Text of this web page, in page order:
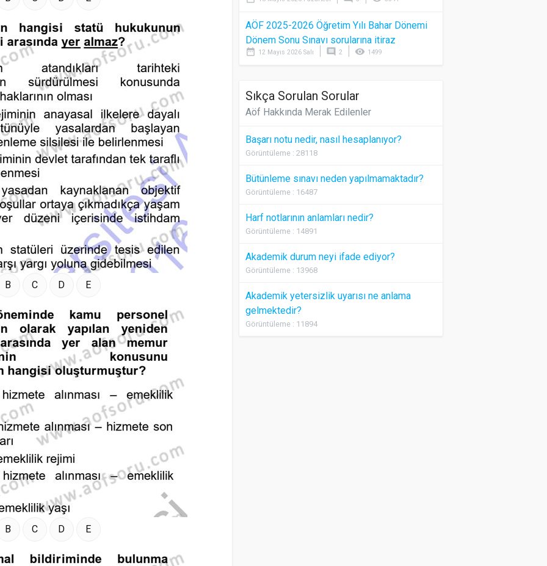
B C D E
B C D E
AÖF 2025-2026 Öğretim Yılı Bahar Dönemi
Dönem Sonu Sınavı sorularına itiraz
date_range 12 Mayıs 2026 Salı comment 2 visibility 1499
Sıkça Sorulan Sorular
Aöf Hakkında Merak Edilenler
Başarı notu nedir, nasıl hesaplanıyor?
Görüntüleme : 28118
Bütünleme sınavı neden yapılmamaktadır?
Görüntüleme : 16487
Harf notlarının anlamları nedir?
Görüntüleme : 14891
Akademik durum neyi ifade ediyor?
Görüntüleme : 13968
Akademik yetersizlik uyarısı ne anlama
gelmektedir?
Görüntüleme : 11894